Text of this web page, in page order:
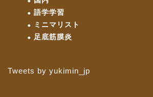
語学学習
ミニマリスト
足底筋膜炎
Tweets by yukimin_jp